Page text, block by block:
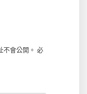
會公開。 必